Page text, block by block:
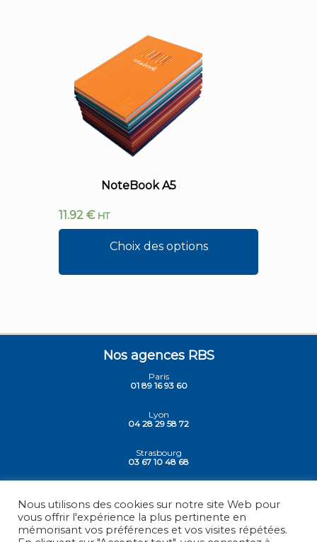
NoteBook A5
11.92 € HT
Choix des options
Nos agences RBS
Paris
01 89 16 93 60
Lyon
04 28 29 58 72
Strasbourg
03 67 10 48 68
03 84 78 30 30
Nous utilisons des cookies sur notre site Web pour
vous offrir l'expérience la plus pertinente en
mémorisant vos préférences et vos visites répétées.